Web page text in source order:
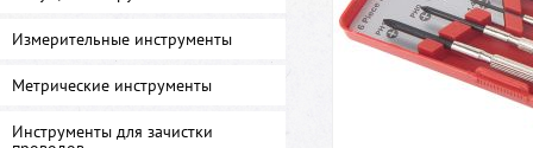
Измерительные инструменты
Метрические инструменты
Инструменты для зачистки